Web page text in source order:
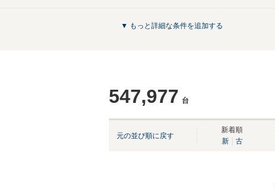
▼ もっと詳細な条件を追加する
547,977 台
元の並び順に戻す
新着順
新
古